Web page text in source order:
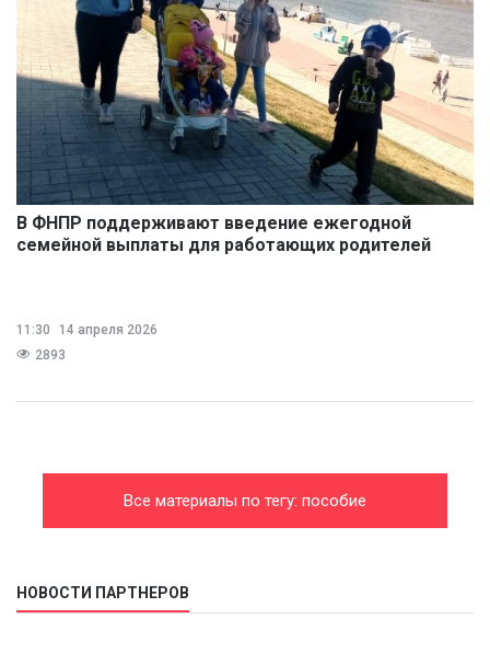
В ФНПР поддерживают введение ежегодной
семейной выплаты для работающих родителей
11:30
14 апреля 2026
2893
Все материалы по тегу: пособие
НОВОСТИ ПАРТНЕРОВ